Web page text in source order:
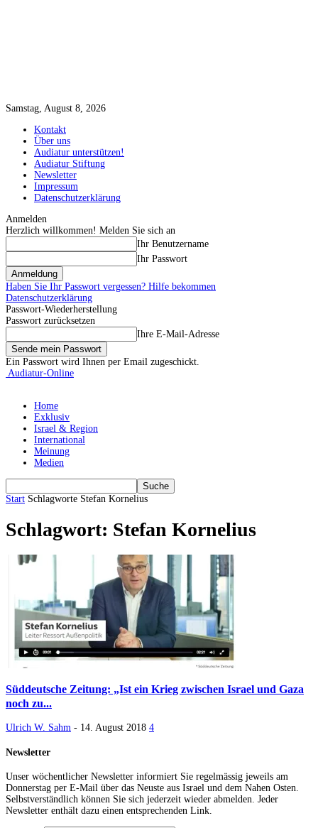
Samstag, August 8, 2026
Kontakt
Über uns
Audiatur unterstützen!
Audiatur Stiftung
Newsletter
Impressum
Datenschutzerklärung
Anmelden
Herzlich willkommen! Melden Sie sich an
Ihr Benutzername
Ihr Passwort
Haben Sie Ihr Passwort vergessen? Hilfe bekommen
Datenschutzerklärung
Passwort-Wiederherstellung
Passwort zurücksetzen
Ihre E-Mail-Adresse
Ein Passwort wird Ihnen per Email zugeschickt.
Audiatur-Online
Home
Exklusiv
Israel & Region
International
Meinung
Medien
Start Schlagworte Stefan Kornelius
Schlagwort: Stefan Kornelius
Süddeutsche Zeitung: „Ist ein Krieg zwischen Israel und Gaza
noch zu...
Ulrich W. Sahm - 14. August 2018 4
Newsletter
Unser wöchentlicher Newsletter informiert Sie regelmässig jeweils am
Donnerstag per E-Mail über das Neuste aus Israel und dem Nahen Osten.
Selbstverständlich können Sie sich jederzeit wieder abmelden. Jeder
Newsletter enthält dazu einen entsprechenden Link.